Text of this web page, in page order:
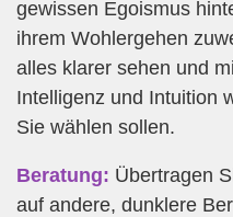
gewissen Egoismus
ihrem Wohlergehen
alles klarer sehen und
Intelligenz und Intuition
Sie wählen sollen.
Beratung: Übertragen
auf andere, dunklere